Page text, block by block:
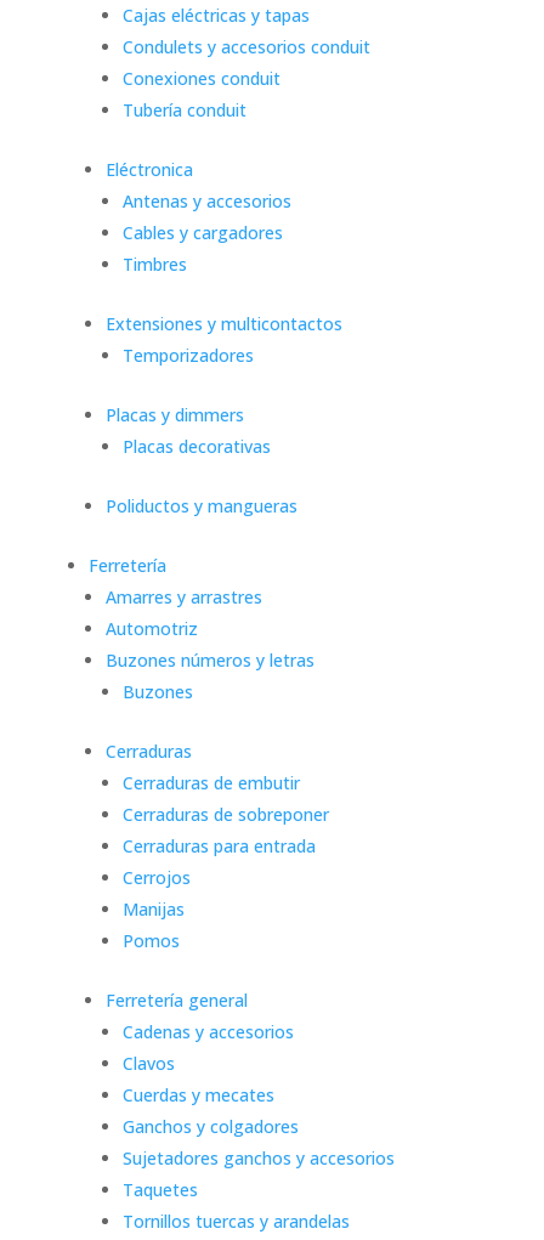
Cajas eléctricas y tapas
Condulets y accesorios conduit
Conexiones conduit
Tubería conduit
Eléctronica
Antenas y accesorios
Cables y cargadores
Timbres
Extensiones y multicontactos
Temporizadores
Placas y dimmers
Placas decorativas
Poliductos y mangueras
Ferretería
Amarres y arrastres
Automotriz
Buzones números y letras
Buzones
Cerraduras
Cerraduras de embutir
Cerraduras de sobreponer
Cerraduras para entrada
Cerrojos
Manijas
Pomos
Ferretería general
Cadenas y accesorios
Clavos
Cuerdas y mecates
Ganchos y colgadores
Sujetadores ganchos y accesorios
Taquetes
Tornillos tuercas y arandelas